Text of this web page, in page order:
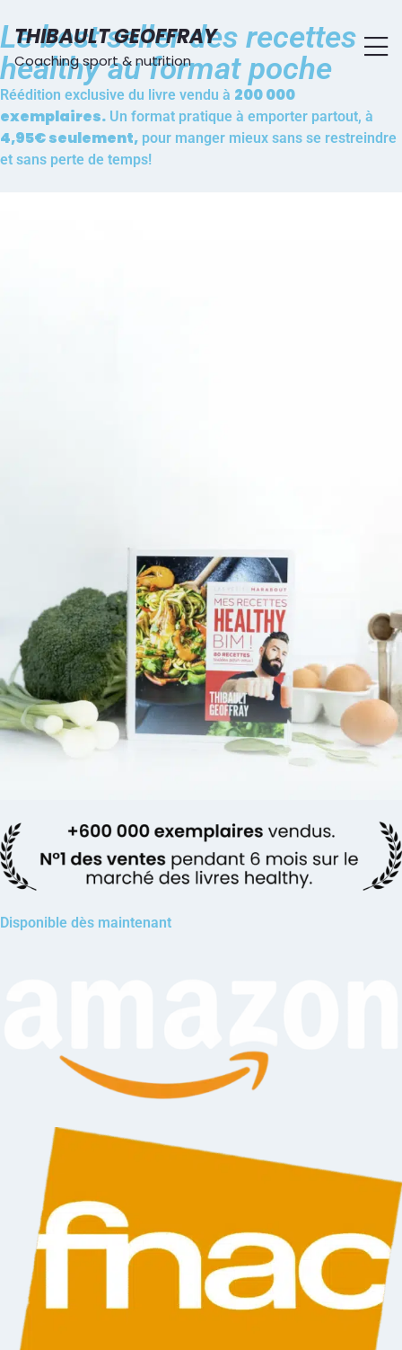
THIBAULT GEOFFRAY
Coaching sport & nutrition
Le best seller des recettes
healthy au format poche
Réédition exclusive du livre vendu à 200 000
exemplaires. Un format pratique à emporter partout, à
4,95€ seulement, pour manger mieux sans se restreindre
et sans perte de temps!
Disponible dès maintenant